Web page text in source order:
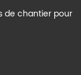
de chantier pour